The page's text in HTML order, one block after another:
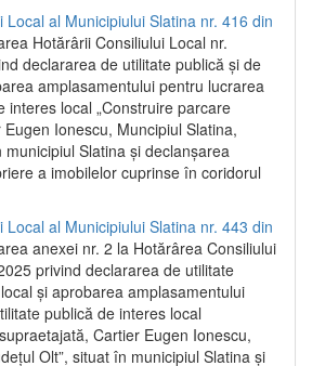
Local al Municipiului Slatina nr. 416 din
Hotărârii Consiliului Local nr.
declararea de utilitate publică și de
amplasamentului pentru lucrarea
interes local „Construire parcare
Ionescu, Muncipiul Slatina,
municipiul Slatina și declanșarea
a imobilelor cuprinse în coridorul
Local al Municipiului Slatina nr. 443 din
anexei nr. 2 la Hotărârea Consiliului
privind declararea de utilitate
şi aprobarea amplasamentului
publică de interes local
Cartier Eugen Ionescu,
Olt”, situat în municipiul Slatina şi